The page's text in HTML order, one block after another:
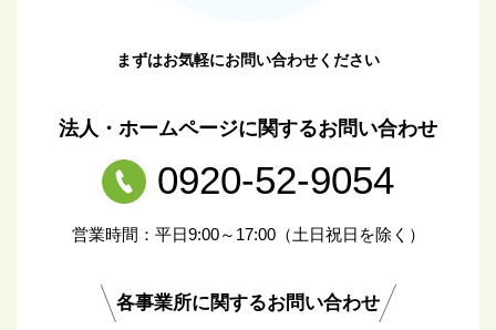
まずはお気軽にお問い合わせください
法人・ホームページに関するお問い合わせ
0920-52-9054
営業時間：平日9:00～17:00（土日祝日を除く）
各事業所に関するお問い合わせ